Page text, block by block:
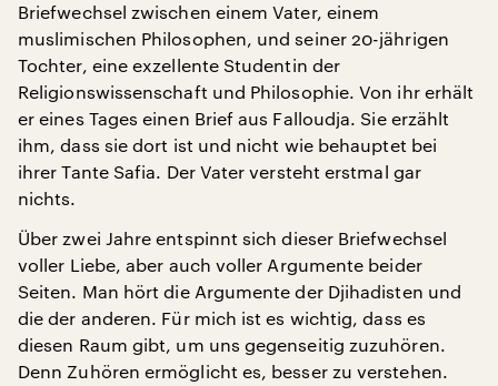
Briefwechsel zwischen einem Vater, einem
muslimischen Philosophen, und seiner 20-jährigen
Tochter, eine exzellente Studentin der
Religionswissenschaft und Philosophie. Von ihr erhält
er eines Tages einen Brief aus Falloudja. Sie erzählt
ihm, dass sie dort ist und nicht wie behauptet bei
ihrer Tante Safia. Der Vater versteht erstmal gar
nichts.
Über zwei Jahre entspinnt sich dieser Briefwechsel
voller Liebe, aber auch voller Argumente beider
Seiten. Man hört die Argumente der Djihadisten und
die der anderen. Für mich ist es wichtig, dass es
diesen Raum gibt, um uns gegenseitig zuzuhören.
Denn Zuhören ermöglicht es, besser zu verstehen.